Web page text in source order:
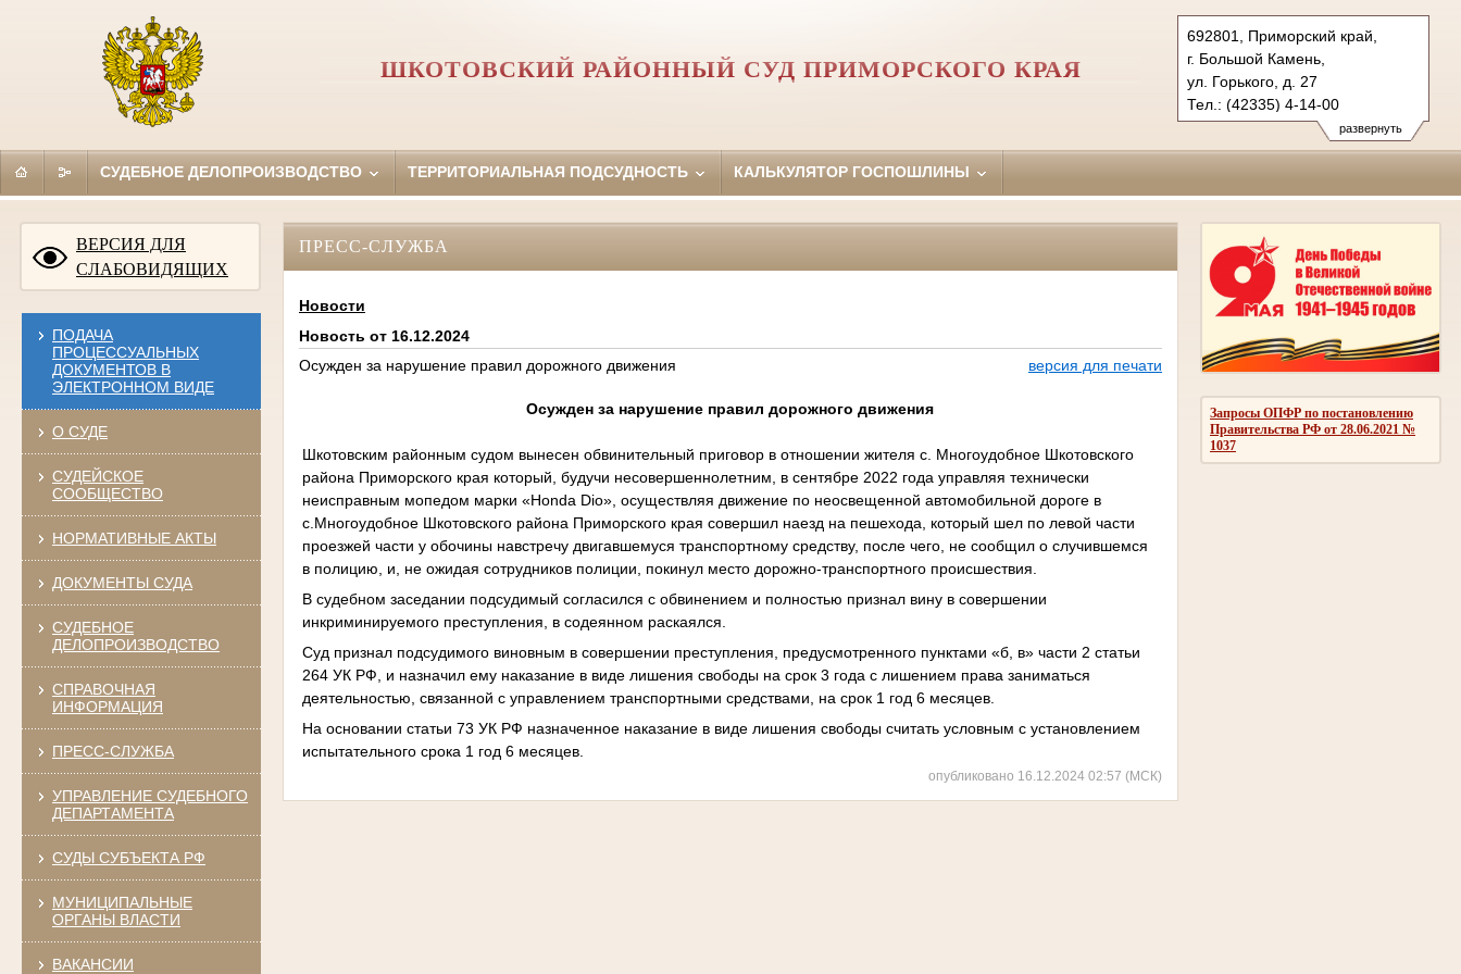
развернуть
692801, Приморский край,
г. Большой Камень,
ул. Горького, д. 27
Тел.: (42335) 4-14-00
shkotovsky.prm@sudrf.ru
ШКОТОВСКИЙ РАЙОННЫЙ СУД ПРИМОРСКОГО КРАЯ
СУДЕБНОЕ ДЕЛОПРОИЗВОДСТВО ТЕРРИТОРИАЛЬНАЯ ПОДСУДНОСТЬ КАЛЬКУЛЯТОР ГОСПОШЛИНЫ
ВЕРСИЯ ДЛЯ
СЛАБОВИДЯЩИХ
ПОДАЧА
ПРОЦЕССУАЛЬНЫХ
ДОКУМЕНТОВ В
ЭЛЕКТРОННОМ ВИДЕ
О СУДЕ
СУДЕЙСКОЕ
СООБЩЕСТВО
НОРМАТИВНЫЕ АКТЫ
ДОКУМЕНТЫ СУДА
СУДЕБНОЕ
ДЕЛОПРОИЗВОДСТВО
СПРАВОЧНАЯ
ИНФОРМАЦИЯ
ПРЕСС-СЛУЖБА
УПРАВЛЕНИЕ СУДЕБНОГО
ДЕПАРТАМЕНТА
СУДЫ СУБЪЕКТА РФ
МУНИЦИПАЛЬНЫЕ
ОРГАНЫ ВЛАСТИ
ВАКАНСИИ
Запросы ОПФР по постановлению
Правительства РФ от 28.06.2021 №
1037
ПРЕСС-СЛУЖБА
Новости
Новость от 16.12.2024
Осужден за нарушение правил дорожного движения
версия для печати
Осужден за нарушение правил дорожного движения
Шкотовским районным судом вынесен обвинительный приговор в отношении жителя с. Многоудобное Шкотовского
района Приморского края который, будучи несовершеннолетним, в сентябре 2022 года управляя технически
неисправным мопедом марки «Honda Dio», осуществляя движение по неосвещенной автомобильной дороге в
с.Многоудобное Шкотовского района Приморского края совершил наезд на пешехода, который шел по левой части
проезжей части у обочины навстречу двигавшемуся транспортному средству, после чего, не сообщил о случившемся
в полицию, и, не ожидая сотрудников полиции, покинул место дорожно-транспортного происшествия.
В судебном заседании подсудимый согласился с обвинением и полностью признал вину в совершении
инкриминируемого преступления, в содеянном раскаялся.
Суд признал подсудимого виновным в совершении преступления, предусмотренного пунктами «б, в» части 2 статьи
264 УК РФ, и назначил ему наказание в виде лишения свободы на срок 3 года с лишением права заниматься
деятельностью, связанной с управлением транспортными средствами, на срок 1 год 6 месяцев.
На основании статьи 73 УК РФ назначенное наказание в виде лишения свободы считать условным с установлением
испытательного срока 1 год 6 месяцев.
опубликовано 16.12.2024 02:57 (МСК)